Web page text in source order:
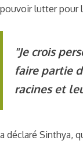
pouvoir lutter pour
"Je crois
faire partie
racines et
a déclaré Sinthya,